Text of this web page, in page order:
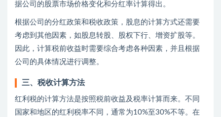
据公司的股票市场价格变化和分红率计算得出。
根据公司的分红政策和税收政策，股息的计算方式还需要
考虑到其他因素，如股息转股、股权下行、增资扩股等。
因此，计算税前收益时需要综合考虑各种因素，并且根据
公司的具体情况进行调整。
三、税收计算方法
红利税的计算方法是按照税前收益及税率计算而来。不同
国家和地区的红利税率不同，通常为10%至30%不等。在